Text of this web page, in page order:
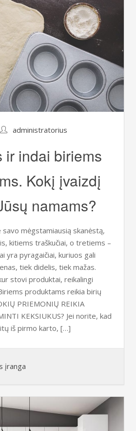
administratorius
ir indai biriems
Kokį įvaizdį
namams?
mėgstamiausią skanėstą,
kitiems traškučiai, o tretiems –
yra pyragaičiai, kuriuos gali
tiek didelis, tiek mažas.
stovi produktai, reikalingi
produktams reikia birių
PRIEMONIŲ REIKIA
KEKSIUKUS? Jei norite, kad
iš pirmo karto, […]
įranga